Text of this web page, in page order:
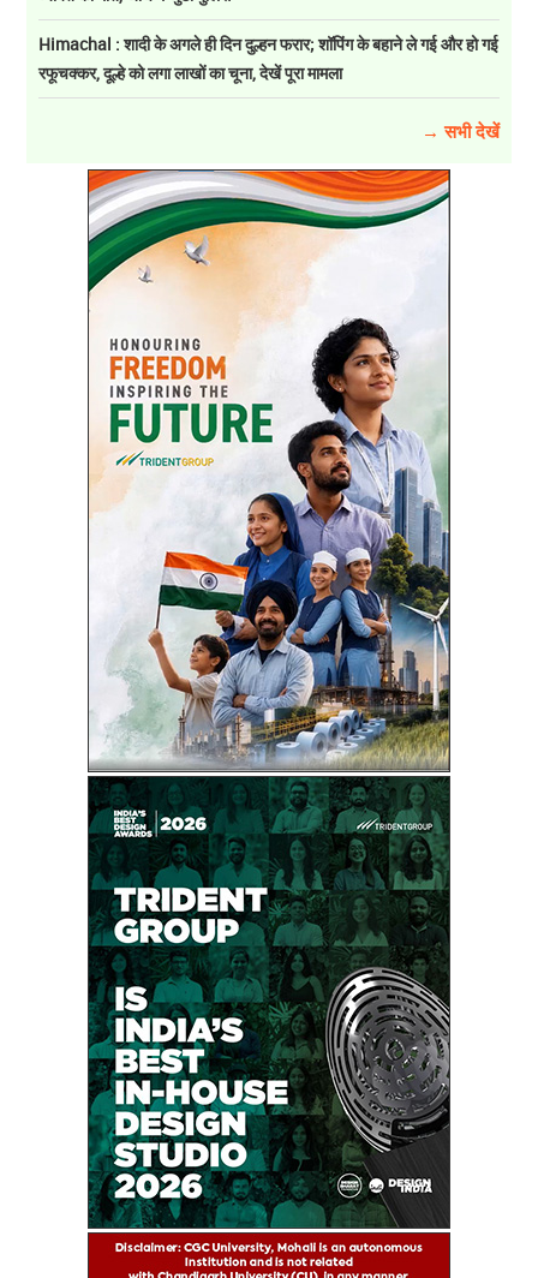
Himachal : शादी के अगले ही दिन दुल्हन फरार; शॉपिंग के बहाने ले गई और हो गई
रफूचक्कर, दूल्हे को लगा लाखों का चूना, देखें पूरा मामला
→ सभी देखें